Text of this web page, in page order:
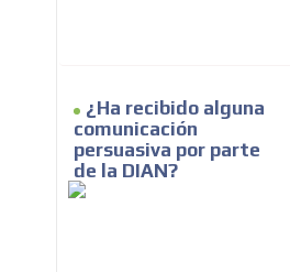
¿Ha recibido alguna
comunicación
persuasiva por parte
de la DIAN?